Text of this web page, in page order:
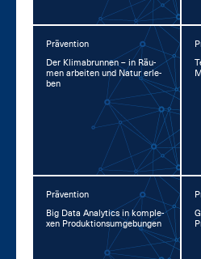
Prävention
Der Kli­ma­brun­nen – in Räu­
men ar­bei­ten und Na­tur er­le­
ben
Prävention
Big Da­ta Ana­lytics in kom­ple­
xen Pro­duk­ti­ons­um­ge­bun­gen